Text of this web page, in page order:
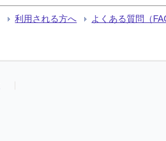
利用される方へ よくある質問（